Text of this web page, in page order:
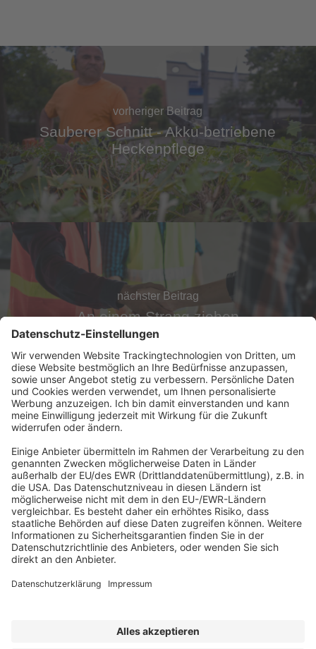
vorheriger Beitrag
Sauberer Schnitt - Akku-betriebene
Heckenpflege
nächster Beitrag
An einem Strang ziehen
Abonnement anfordern|Abo kündigen|
Werben bei uns
AGB und Lizenzbedingungen